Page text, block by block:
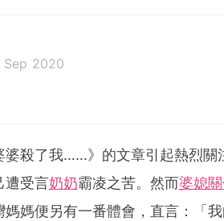
Sep 2020
婆殺了我……》的文章引起熱烈關
遭受言奶奶霸凌之苦。然而婆媳
媽便另有一番體會，直言：「